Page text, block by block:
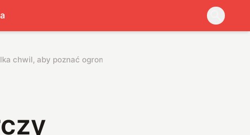
chwil, aby poznać ogrom wszystkiego, co nas otacza